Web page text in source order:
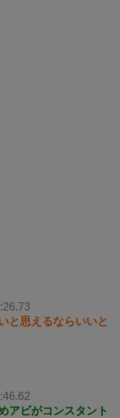
と思えるならいいと
アビがコンスタント